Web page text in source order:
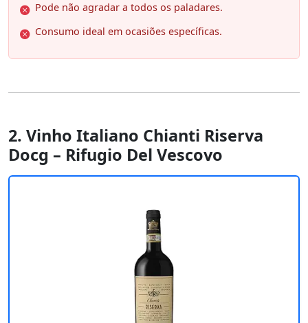
Pode não agradar a todos os paladares.
Consumo ideal em ocasiões específicas.
2. Vinho Italiano Chianti Riserva
Docg – Rifugio Del Vescovo